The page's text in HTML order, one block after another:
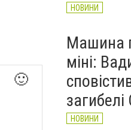
🙂
НОВИНИ
Машина
міні:
НОВИНИ